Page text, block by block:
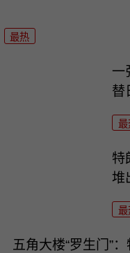
最热
一
替
最
特
堆
最
五角大楼“罗生门”